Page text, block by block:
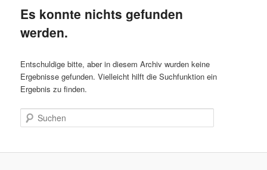
Es konnte nichts gefunden
werden.
Entschuldige bitte, aber in diesem Archiv wurden keine
Ergebnisse gefunden. Vielleicht hilft die Suchfunktion ein
Ergebnis zu finden.
Suchen